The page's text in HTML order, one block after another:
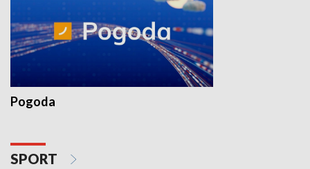
Pogoda
SPORT